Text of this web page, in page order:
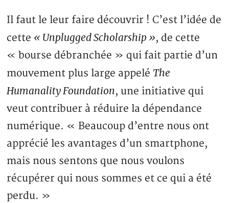
Il faut le leur faire découvrir ! C’est l’idée de
cette « Unplugged Scholarship », de cette
« bourse débranchée » qui fait partie d’un
mouvement plus large appelé The
Humanality Foundation, une initiative qui
veut contribuer à réduire la dépendance
numérique. « Beaucoup d’entre nous ont
apprécié les avantages d’un smartphone,
mais nous sentons que nous voulons
récupérer qui nous sommes et ce qui a été
perdu. »